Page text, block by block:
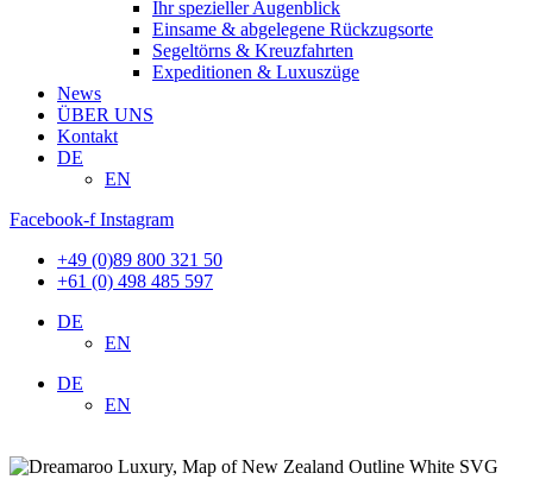
Ihr spezieller Augenblick
Einsame & abgelegene Rückzugsorte
Segeltörns & Kreuzfahrten
Expeditionen & Luxuszüge
News
ÜBER UNS
Kontakt
DE
EN
Facebook-f Instagram
+49 (0)89 800 321 50
+61 (0) 498 485 597
DE
EN
DE
EN